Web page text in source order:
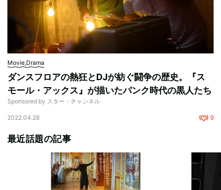
Movie,Drama
ダンスフロアの熱狂とDJが紡ぐ闘争の歴史。『ス
モール・アックス』が描いたパンク時代の黒人たち
Sponsored by スター・チャンネル
2022.04.28 9
最近話題の記事